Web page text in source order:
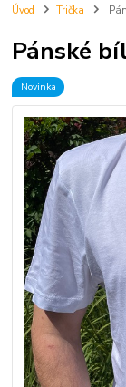
Úvod Trička
Pánské
Novinka